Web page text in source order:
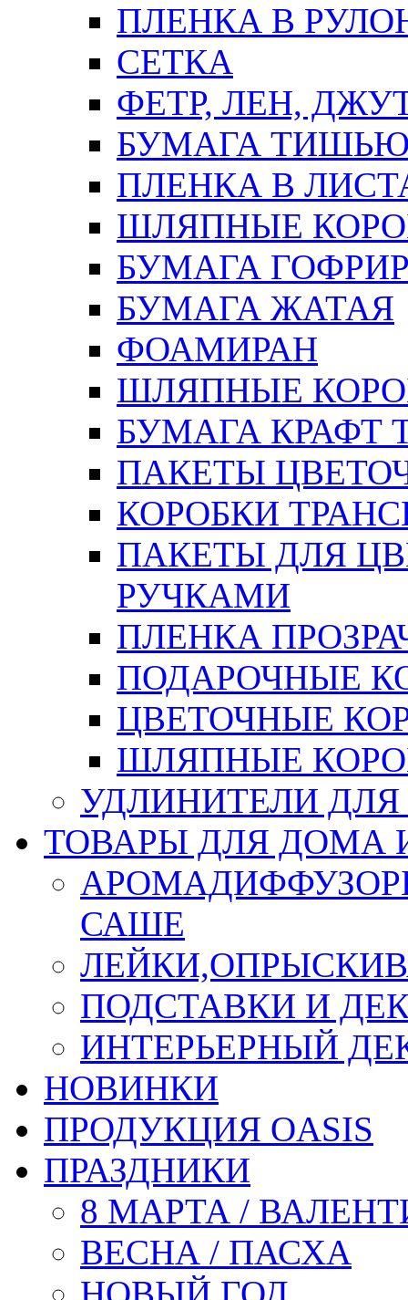
ПЛЕНКА В
СЕТКА
ФЕТР, ЛЕН,
БУМАГА
ПЛЕНКА В
ШЛЯПНЫЕ
БУМАГА
БУМАГА ЖАТАЯ
ФОАМИРАН
ШЛЯПНЫЕ
БУМАГА КРАФТ
ПАКЕТЫ
КОРОБКИ
ПАКЕТЫ ДЛЯ
РУЧКАМИ
ПЛЕНКА
ПОДАРОЧНЫЕ
ЦВЕТОЧНЫЕ
ШЛЯПНЫЕ
УДЛИНИТЕЛИ
ТОВАРЫ ДЛЯ ДОМА
САШЕ
ПОДСТАВКИ И
ИНТЕРЬЕРНЫЙ
НОВИНКИ
ПРОДУКЦИЯ OASIS
ПРАЗДНИКИ
8 МАРТА /
ВЕСНА / ПАСХА